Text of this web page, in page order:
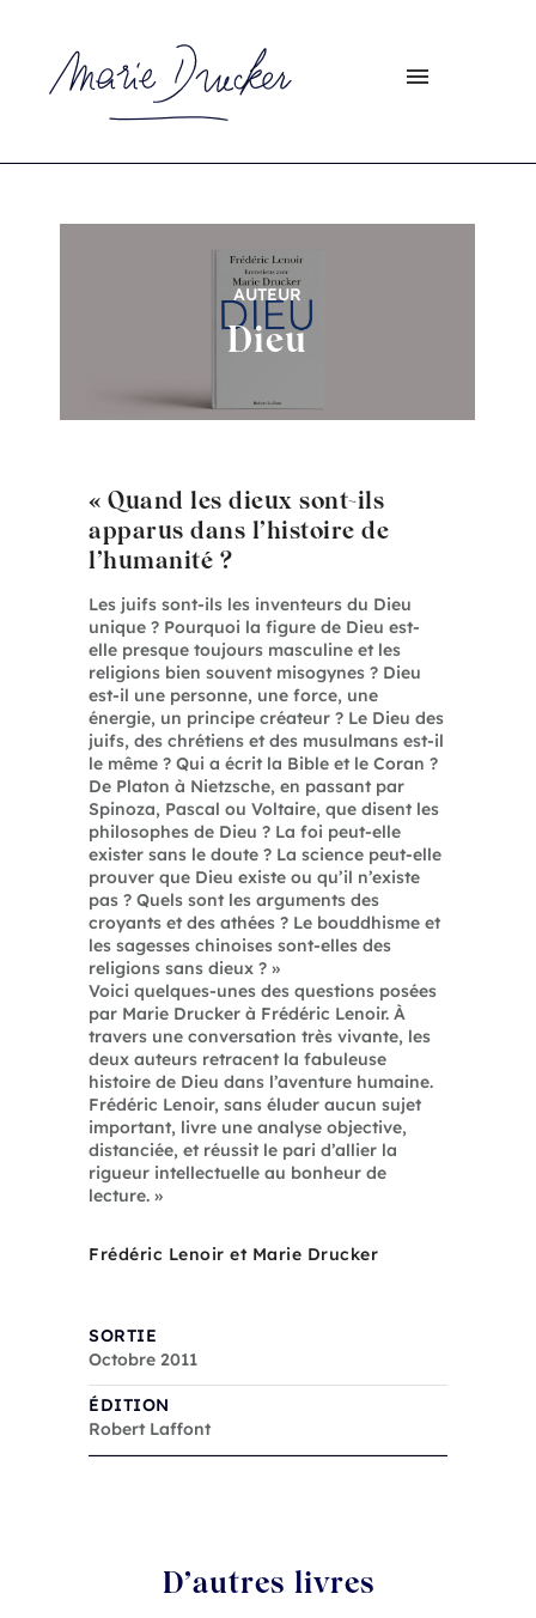
AUTEUR
Dieu
« Quand les dieux sont-ils
apparus dans l’histoire de
l’humanité ?
Les juifs sont-ils les inventeurs du Dieu
unique ? Pourquoi la figure de Dieu est-
elle presque toujours masculine et les
religions bien souvent misogynes ? Dieu
est-il une personne, une force, une
énergie, un principe créateur ? Le Dieu des
juifs, des chrétiens et des musulmans est-il
le même ? Qui a écrit la Bible et le Coran ?
De Platon à Nietzsche, en passant par
Spinoza, Pascal ou Voltaire, que disent les
philosophes de Dieu ? La foi peut-elle
exister sans le doute ? La science peut-elle
prouver que Dieu existe ou qu’il n’existe
pas ? Quels sont les arguments des
croyants et des athées ? Le bouddhisme et
les sagesses chinoises sont-elles des
religions sans dieux ? »
Voici quelques-unes des questions posées
par Marie Drucker à Frédéric Lenoir. À
travers une conversation très vivante, les
deux auteurs retracent la fabuleuse
histoire de Dieu dans l’aventure humaine.
Frédéric Lenoir, sans éluder aucun sujet
important, livre une analyse objective,
distanciée, et réussit le pari d’allier la
rigueur intellectuelle au bonheur de
lecture. »
Frédéric Lenoir et Marie Drucker
SORTIE
Octobre 2011
ÉDITION
Robert Laffont
D’autres livres